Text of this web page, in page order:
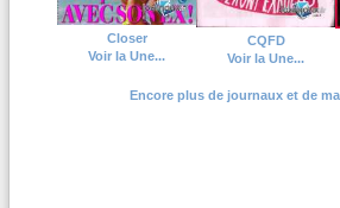
Closer
Voir la Une...
CQFD
Voir la Une...
Encore plus de journaux et de